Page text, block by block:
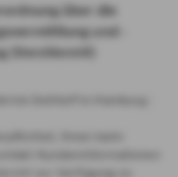
über die
und -​
(Vers­VermV)